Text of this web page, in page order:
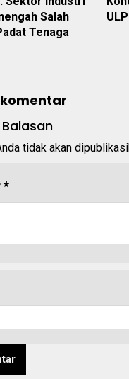
Salah
Tenaga
tidak akan
*